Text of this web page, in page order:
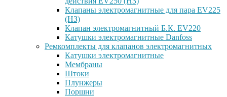
Клапаны электромагнитные для пара EV225
(НЗ)
Клапан электромагнитный Б.К. EV220
Катушки электромагнитные Danfoss
Ремкомплекты для клапанов электромагнитных
Катушки электромагнитные
Мембраны
Штоки
Плунжеры
Поршни